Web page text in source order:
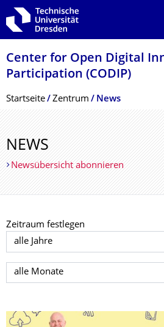
Zur Hauptnavigation springen
Zur Suche springen
Zum Inhalt springen
Center for Open Digital
Participation (CODIP)
Breadcrumb-Menü
Startseite Zentrum News
NEWS
Newsübersicht abonnieren
Zeitraum festlegen
Jahr auswählen
Monat auswählen